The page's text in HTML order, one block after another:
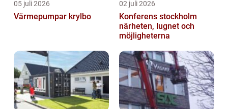
05 juli 2026
Värmepumpar krylbo
02 juli 2026
Konferens stockholm
närheten, lugnet och
möjligheterna